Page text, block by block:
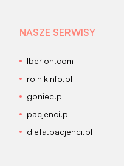
NASZE SERWISY
Iberion.com
rolnikinfo.pl
goniec.pl
pacjenci.pl
dieta.pacjenci.pl